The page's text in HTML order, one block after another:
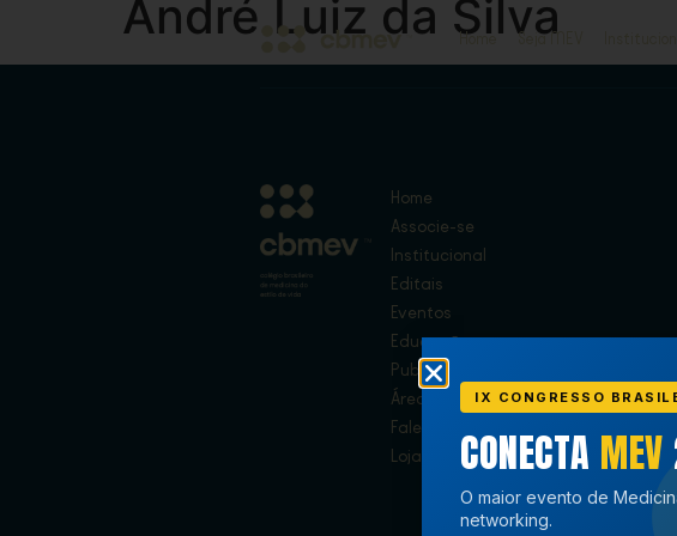
Home Seja MEV
André Luiz da Silva
Home
Associe-se
Institucional
Editais
Eventos
Educação
Publicações
Área de Membros
Fale Conosco
Loja
IX CONGRESSO
CONECTA MEV
O maior evento de
networking.